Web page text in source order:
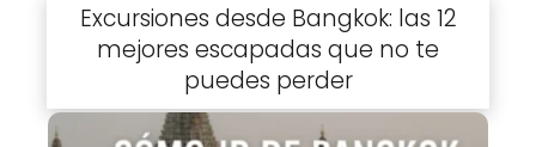
Excursiones desde Bangkok: las 12
mejores escapadas que no te
puedes perder